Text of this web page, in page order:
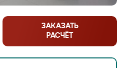
ЗАКАЗАТЬ
РАСЧЁТ